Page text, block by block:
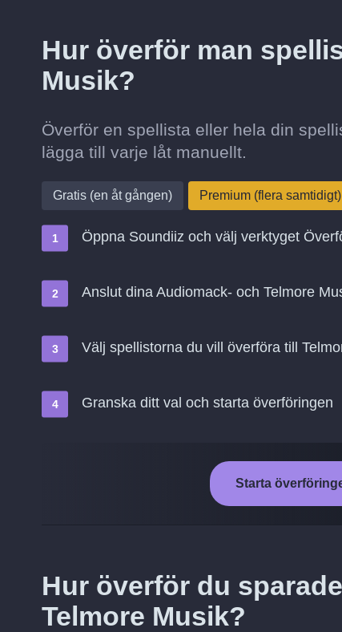
Hur överför man
Musik?
Överför en spellista eller hela din
lägga till varje låt manuellt.
Gratis (en åt gången) Premium (flera samtidigt)
Öppna Soundiiz och välj verktyget
Anslut dina Audiomack- och Telmore
Välj spellistorna du vill överföra till
Granska ditt val och starta överföringen
Starta
Hur överför du
Telmore Musik?